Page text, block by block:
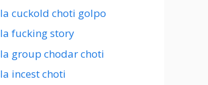
cuckold choti golpo
fucking story
group chodar choti
incest choti